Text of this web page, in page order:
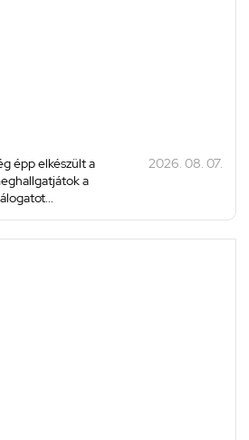
épp elkészült a
a
2026. 08. 07.